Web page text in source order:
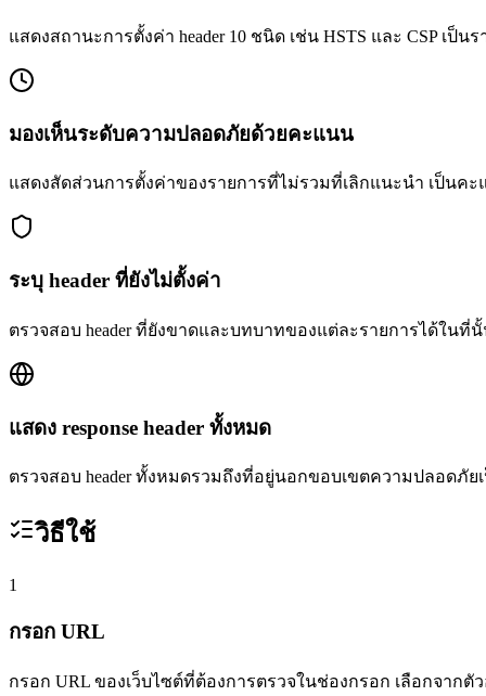
แสดงสถานะการตั้งค่า header 10 ชนิด เช่น HSTS และ CSP เป็นร
มองเห็นระดับความปลอดภัยด้วยคะแนน
แสดงสัดส่วนการตั้งค่าของรายการที่ไม่รวมที่เลิกแนะนำ เป็นคะ
ระบุ header ที่ยังไม่ตั้งค่า
ตรวจสอบ header ที่ยังขาดและบทบาทของแต่ละรายการได้ในที่
แสดง response header ทั้งหมด
ตรวจสอบ header ทั้งหมดรวมถึงที่อยู่นอกขอบเขตความปลอดภัย
วิธีใช้
1
กรอก URL
กรอก URL ของเว็บไซต์ที่ต้องการตรวจในช่องกรอก เลือกจากตั